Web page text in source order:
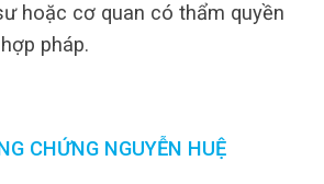
hoặc cơ quan có thẩm quyền
pháp.
CHỨNG NGUYỄN HUỆ